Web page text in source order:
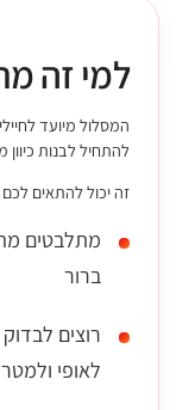
למי זה
המסלול מיועד
להתחיל לבנות
זה יכול להתאים
מתלבטים מה
ברור
רוצים
לאופי